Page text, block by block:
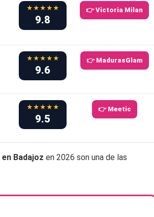
★★★★★
9.8
👉 Victoria Milan
★★★★★
9.6
👉 MadurasGlam
★★★★★
9.5
👉 Meetic
Badajoz en 2026 son una de las